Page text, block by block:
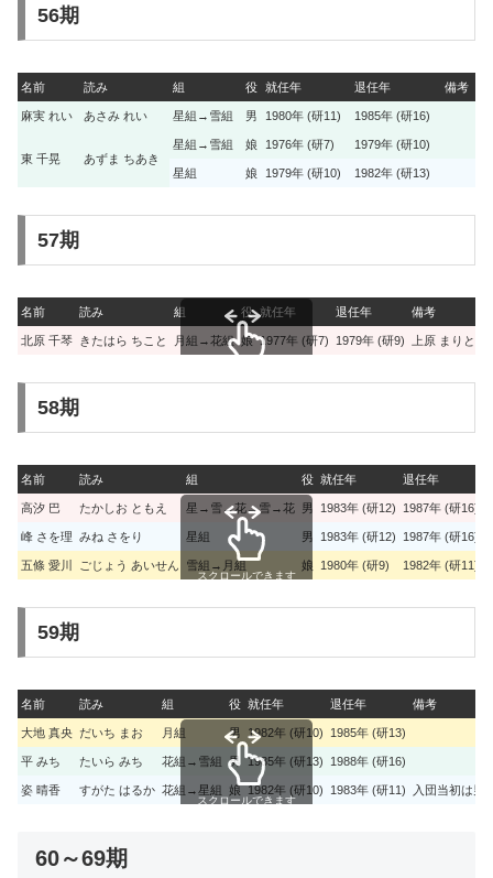
56期
名前 読み 組 役 就任年 退任年 備考
麻実 れい あさみ れい 星組→雪組 男 1980年 (研11) 1985年 (研16)
東 千晃 あずま ちあき
星組→雪組 娘 1976年 (研7) 1979年 (研10)
星組 娘 1979年 (研10) 1982年 (研13)
57期
名前 読み 組 役 就任年 退任年 備考
北原 千琴 きたはら ちこと 月組→花組 娘 1977年 (研7) 1979年 (研9) 上原 まりとW
58期
名前 読み 組 役 就任年 退任年
高汐 巴 たかしお ともえ 星→雪→花→雪→花 男 1983年 (研12) 1987年 (研16)
峰 さを理 みね さをり 星組 男 1983年 (研12) 1987年 (研16)
五條 愛川 ごじょう あいせん 雪組→月組 娘 1980年 (研9) 1982年 (研11)
スクロールできます
59期
名前 読み 組 役 就任年 退任年 備考
大地 真央 だいち まお 月組 男 1982年 (研10) 1985年 (研13)
平 みち たいら みち 花組→雪組 男 1985年 (研13) 1988年 (研16)
姿 晴香 すがた はるか 花組→星組 娘 1982年 (研10) 1983年 (研11) 入団当初は男
スクロールできます
60～69期